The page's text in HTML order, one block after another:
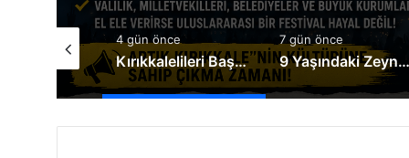
4 gün önce
Kırıkkalelileri Başka İllere İmrendirmeyin
7 gün önce
9 Yaşındaki Zeynep Yaşama Tutunmak İçin Destek Bekliyor